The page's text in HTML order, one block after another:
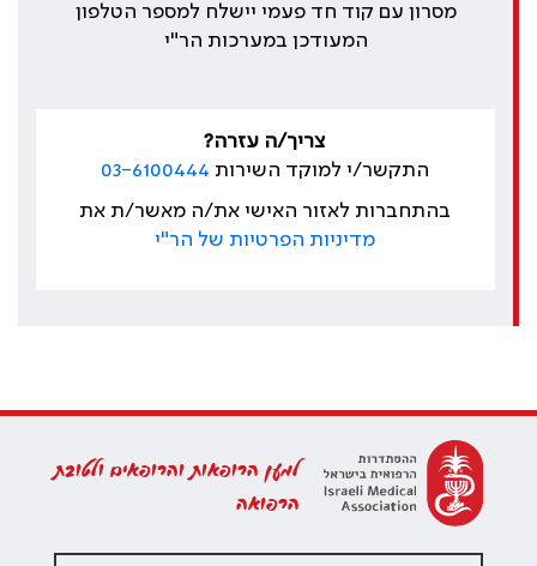
מסרון עם קוד חד פעמי יישלח למספר הטלפון
המעודכן במערכות הר"י
צריך/ה עזרה?
התקשר/י למוקד השירות 03-6100444
בהתחברות לאזור האישי את/ה מאשר/ת את
מדיניות הפרטיות של הר"י
למען הרופאות והרופאים ולטובת
הרפואה